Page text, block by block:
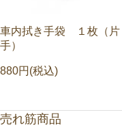
車内拭き手袋 １枚（片
手）
880円(税込)
売れ筋商品